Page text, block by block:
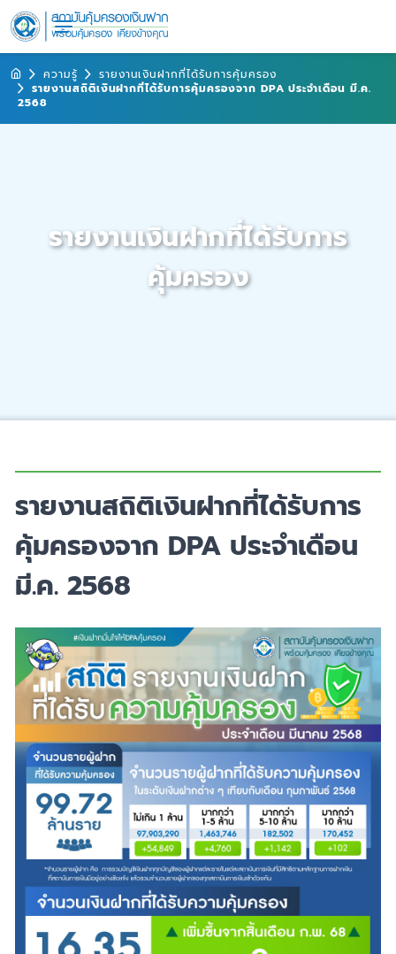
ความรู้
รายงานเงินฝากที่ได้รับการคุ้มครอง
รายงานสถิติเงินฝากที่ได้รับการคุ้มครองจาก DPA ประจำเดือน มี.ค.
2568
รายงานเงินฝากที่ได้รับการ
คุ้มครอง
รายงานสถิติเงินฝากที่ได้รับการ
คุ้มครองจาก DPA ประจำเดือน
มี.ค. 2568